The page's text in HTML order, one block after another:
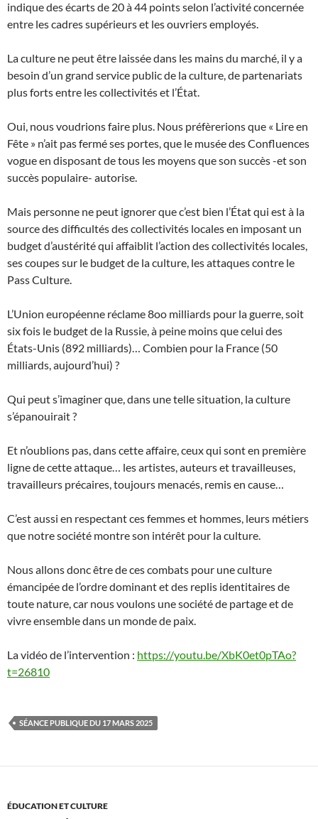
indique des écarts de 20 à 44 points selon l’activité concernée
entre les cadres supérieurs et les ouvriers employés.
La culture ne peut être laissée dans les mains du marché, il y a
besoin d’un grand service public de la culture, de partenariats
plus forts entre les collectivités et l’État.
Oui, nous voudrions faire plus. Nous préfèrerions que « Lire en
Fête » n’ait pas fermé ses portes, que le musée des Confluences
vogue en disposant de tous les moyens que son succès -et son
succès populaire- autorise.
Mais personne ne peut ignorer que c’est bien l’État qui est à la
source des difficultés des collectivités locales en imposant un
budget d’austérité qui affaiblit l’action des collectivités locales,
ses coupes sur le budget de la culture, les attaques contre le
Pass Culture.
L’Union européenne réclame 8oo milliards pour la guerre, soit
six fois le budget de la Russie, à peine moins que celui des
États-Unis (892 milliards)… Combien pour la France (50
milliards, aujourd’hui) ?
Qui peut s’imaginer que, dans une telle situation, la culture
s’épanouirait ?
Et n’oublions pas, dans cette affaire, ceux qui sont en première
ligne de cette attaque… les artistes, auteurs et travailleuses,
travailleurs précaires, toujours menacés, remis en cause…
C’est aussi en respectant ces femmes et hommes, leurs métiers
que notre société montre son intérêt pour la culture.
Nous allons donc être de ces combats pour une culture
émancipée de l’ordre dominant et des replis identitaires de
toute nature, car nous voulons une société de partage et de
vivre ensemble dans un monde de paix.
La vidéo de l’intervention : https://youtu.be/XbK0et0pTAo?
t=26810
SÉANCE PUBLIQUE DU 17 MARS 2025
ÉDUCATION ET CULTURE